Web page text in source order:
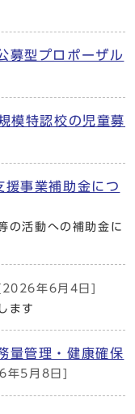
募型プロポーザル
模特認校の児童募
事業補助金につ
の活動への補助金に
年6月4日]
ます
量管理・健康確保
年5月8日]